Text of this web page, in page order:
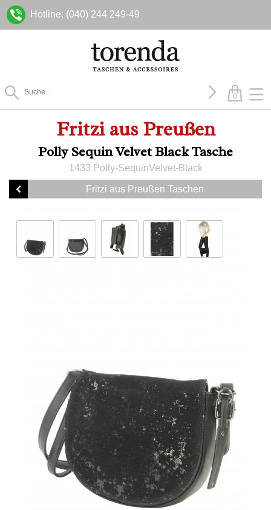
Hotline: (040) 244 249-49
0
Fritzi aus Preußen
Polly Sequin Velvet Black Tasche
1433 Polly-SequinVelvet-Black
Fritzi aus Preußen Taschen